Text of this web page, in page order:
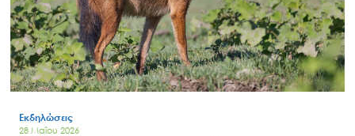
Εκδηλώσεις
28 Μαΐου 2026